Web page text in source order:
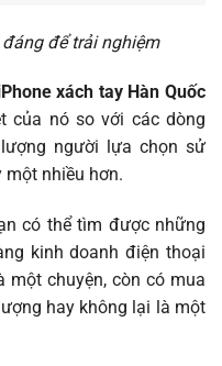
để trải nghiệm
xách tay Hàn Quốc
của nó so với các dòng
người lựa chọn sử
một nhiều hơn.
có thể tìm được những
kinh doanh điện thoại
một chuyện, còn có mua
hay không lại là một